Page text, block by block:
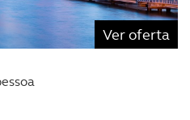
serviços a prestar.
certo tipo de Cookies e
impacto na sua
Ver oferta